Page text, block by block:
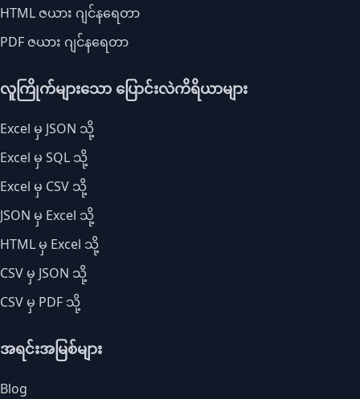
HTML ဇယား ဂျင်နရေတာ
PDF ဇယား ဂျင်နရေတာ
လူကြိုက်များသော ပြောင်းလဲကိရိယာများ
Excel မှ JSON သို့
Excel မှ SQL သို့
Excel မှ CSV သို့
JSON မှ Excel သို့
HTML မှ Excel သို့
CSV မှ JSON သို့
CSV မှ PDF သို့
အရင်းအမြစ်များ
Blog